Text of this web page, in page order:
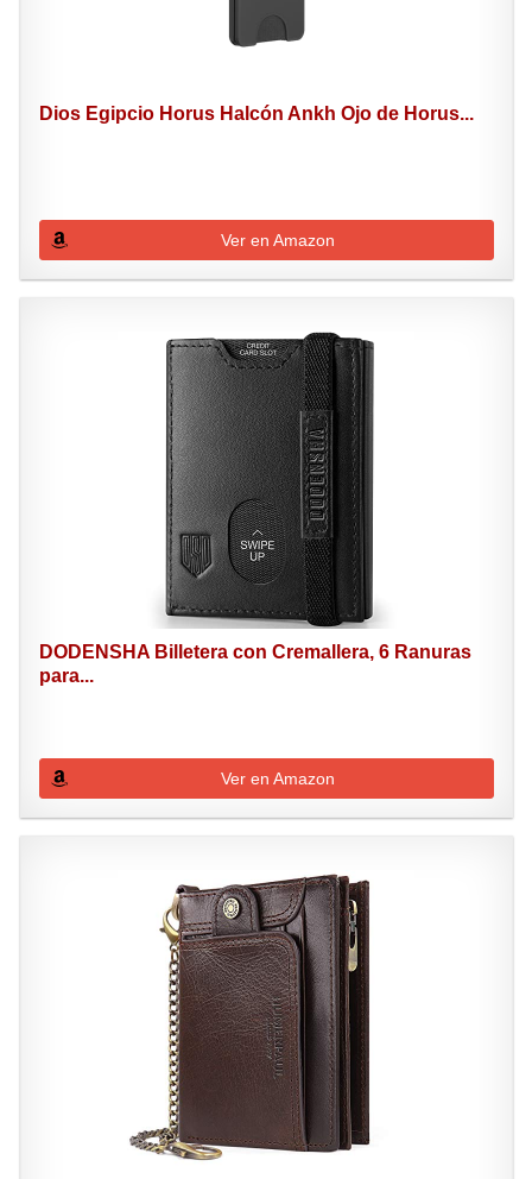
Dios Egipcio Horus Halcón Ankh Ojo de Horus...
Ver en Amazon
DODENSHA Billetera con Cremallera, 6 Ranuras
para...
Ver en Amazon